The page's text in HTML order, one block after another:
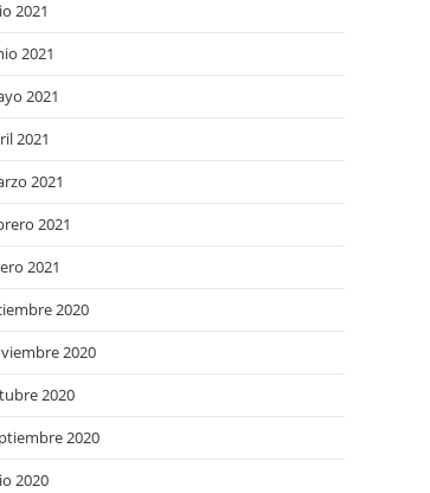
2021
2021
2021
2021
2021
2021
2021
2020
2020
2020
2020
2020